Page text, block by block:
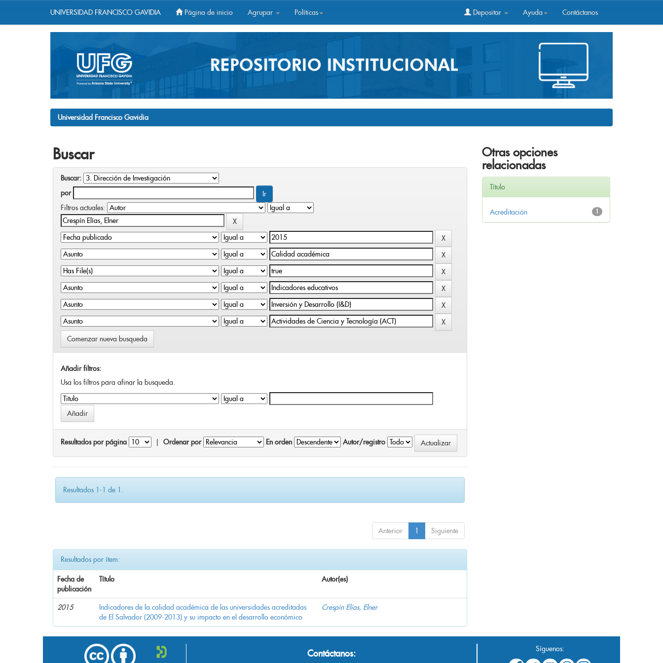
UNIVERSIDAD FRANCISCO GAVIDIA Página de inicio Agrupar Políticas Depositar Ayuda Contáctanos
Universidad Francisco Gavidia
Buscar
Buscar:
por
Filtros actuales:
Comenzar nueva busqueda
Añadir filtros:
Usa los filtros para afinar la busqueda.
Resultados por página Ordenar por En orden Autor/registro
Resultados 1-1 de 1.
Anterior 1 Siguiente
Resultados por ítem:
Fecha de
publicación
Título Autor(es)
2015
Indicadores de la calidad académica de las universidades acreditadas
de El Salvador (2009-2013) y su impacto en el desarrollo económico
Crespín Elías, Elner
Otras opciones
relacionadas
Título
1
Acreditación
Contáctanos: Síguenos: